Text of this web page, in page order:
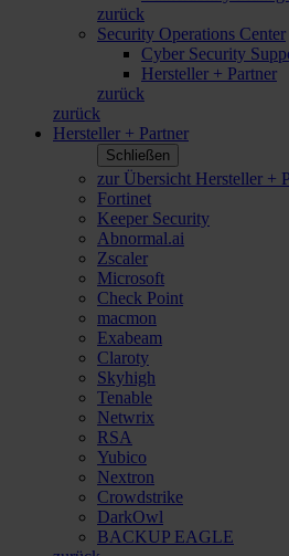
zurück
Security Operations Center
Cyber Security
Hersteller + Partner
zurück
zurück
Hersteller + Partner
Schließen
zur Übersicht Hersteller +
Fortinet
Keeper Security
Abnormal.ai
Zscaler
Microsoft
Check Point
macmon
Exabeam
Claroty
Skyhigh
Tenable
Netwrix
RSA
Yubico
Nextron
Crowdstrike
DarkOwl
BACKUP EAGLE